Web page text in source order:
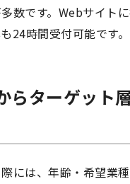
数です。Webサイト
24時間受付可能です。
ターゲット
には、年齢・希望業